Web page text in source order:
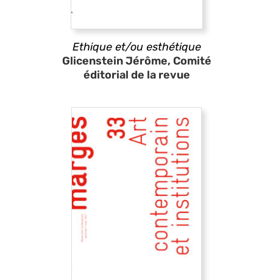
Ethique et/ou esthétique
Glicenstein Jérôme, Comité
éditorial de la revue